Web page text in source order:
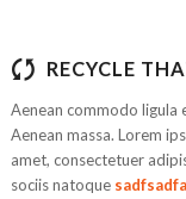
RECYCLE
Aenean commodo ligula
Aenean massa. Lorem
amet, consectetuer
sociis natoque